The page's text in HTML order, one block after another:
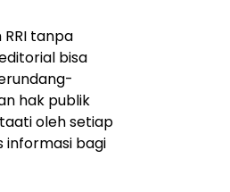
tanpa
bisa
hak publik
oleh setiap
informasi bagi